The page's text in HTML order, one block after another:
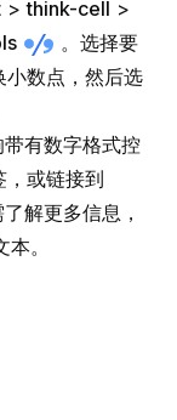
>think-cell >
。选择要
小数点，然后选
带有数字格式控
，或链接到
解更多信息，
本。